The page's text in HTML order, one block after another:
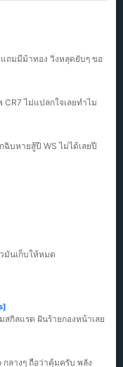
ถมมีม้าทอง วิ่งหลุดยับๆ ขอ
CR7 ไม่แปลกใจเลยทำไม
ฉิบหายสู้ปี WS ไม่ได้เลยปี
มันเก็บให้หมด
สกิลแรด ฝันร้ายกองหน้าเลย
กลางๆ ถือว่าคุ้มครับ พลัง